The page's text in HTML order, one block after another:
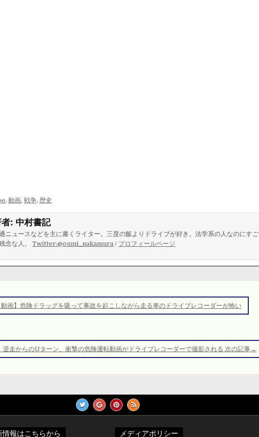
,動画,戦争, 歴史
: 中村書記
ニュースなどを主に書くライター。三度の飯よりドライブが好き。法学系の人なのにすご
念な人。Twitter:@oumi_nakamura / プロフィールページ
画】危険ドラッグを吸って事故を起こしながら走る車のドライブレコーダーが怖い
逆走からのUターン、衝撃の危険運転動画がドライブレコーダーで撮影される 次の記事→
情報はこちらから メディアポリシー